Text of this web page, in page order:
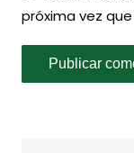
próxima vez